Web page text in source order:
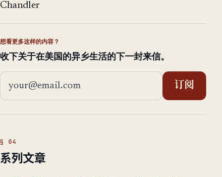
Chandler
想看更多这样的内容？
收下关于在美国的异乡生活的下一封来信。
邮箱地址
订阅
系列文章